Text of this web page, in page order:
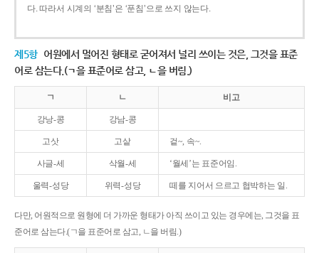
다. 따라서 시계의 ‘분침’은 ‘푼침’으로 쓰지 않는다.
제5항 어원에서 멀어진 형태로 굳어져서 널리 쓰이는 것은, 그것을 표준
어로 삼는다.(ㄱ을 표준어로 삼고, ㄴ을 버림.)
ㄱ ㄴ 비고
강낭-콩 강남-콩
고삿 고샅 겉~, 속~.
사글-세 삭월-세 ‘월세’는 표준어임.
울력-성당 위력-성당 떼를 지어서 으르고 협박하는 일.
다만, 어원적으로 원형에 더 가까운 형태가 아직 쓰이고 있는 경우에는, 그것을 표
준어로 삼는다.(ㄱ을 표준어로 삼고, ㄴ을 버림.)